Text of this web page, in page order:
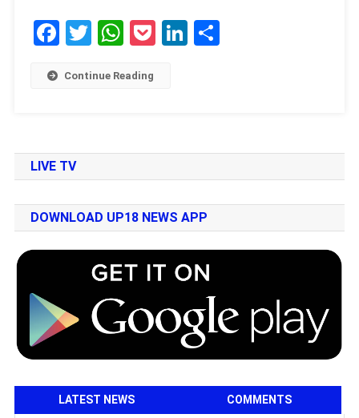
Facebook
Twitter
WhatsApp
PocketLinkedIn
Share
Continue Reading
LIVE TV
DOWNLOAD UP18 NEWS APP
LATEST NEWS COMMENTS